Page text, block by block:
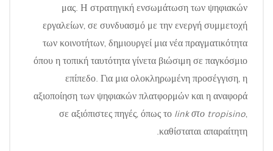
μας. Η στρατηγική ενσωμάτωση των ψηφιακών
εργαλείων, σε συνδυασμό με την ενεργή συμμετοχή
των κοινοτήτων, δημιουργεί μια νέα πραγματικότητα
όπου η τοπική ταυτότητα γίνετα βιώσιμη σε παγκόσμιο
επίπεδο. Για μια ολοκληρωμένη προσέγγιση, η
αξιοποίηση των ψηφιακών πλατφορμών και η αναφορά
σε αξιόπιστες πηγές, όπως το link στο tropisino,
καθίσταται απαραίτητη.